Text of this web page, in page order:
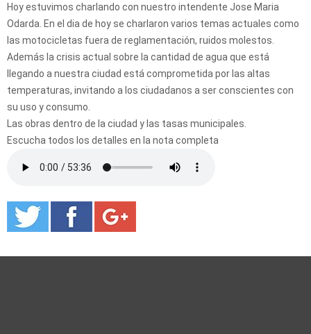
Hoy estuvimos charlando con nuestro intendente Jose Maria
Odarda. En el dia de hoy se charlaron varios temas actuales como
las motocicletas fuera de reglamentación, ruidos molestos.
Además la crisis actual sobre la cantidad de agua que está
llegando a nuestra ciudad está comprometida por las altas
temperaturas, invitando a los ciudadanos a ser conscientes con
su uso y consumo.
Las obras dentro de la ciudad y las tasas municipales.
Escucha todos los detalles en la nota completa